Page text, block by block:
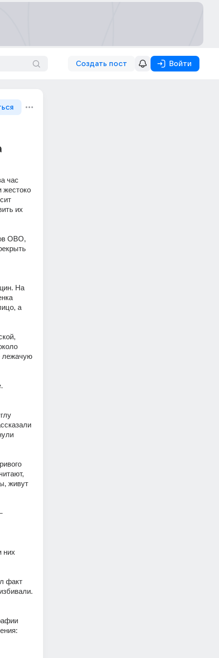
Создать пост Войти
час
их
ОВО,
На
а
лежачую
живут
них
факт